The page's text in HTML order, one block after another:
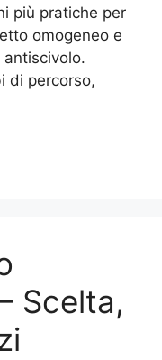
più pratiche per
omogeneo e
di percorso,
Scelta,